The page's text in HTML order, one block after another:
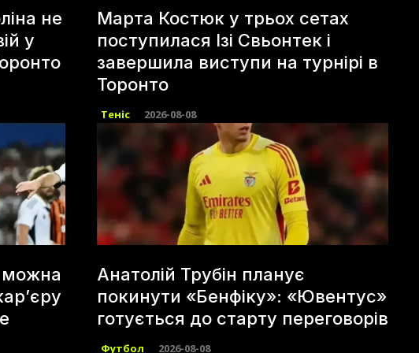
не
у
Марта Костюк у трьох сетах
поступилася Ізі Свьонтек і
завершила виступи на турнірі в
Торонто
Теніс 2026-08-08
можна
Анатолій Трубін планує
покинути «Бенфіку»: «Ювентус»
готується до старту переговорів
Футбол 2026-08-08